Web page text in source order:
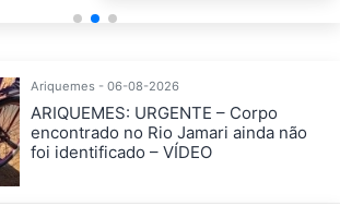
Ariquemes - 06-08-2026
ARIQUEMES: URGENTE – Corpo
encontrado no Rio Jamari ainda não
foi identificado – VÍDEO